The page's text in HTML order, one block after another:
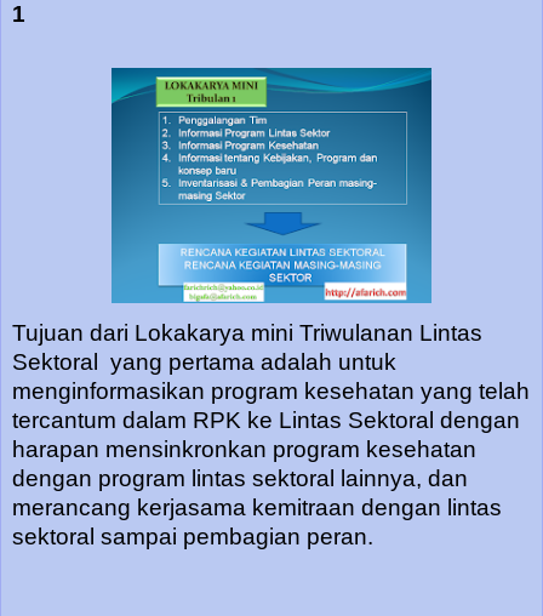
1
Tujuan dari Lokakarya mini Triwulanan Lintas
Sektoral yang pertama adalah untuk
menginformasikan program kesehatan yang telah
tercantum dalam RPK ke Lintas Sektoral dengan
harapan mensinkronkan program kesehatan
dengan program lintas sektoral lainnya, dan
merancang kerjasama kemitraan dengan lintas
sektoral sampai pembagian peran.